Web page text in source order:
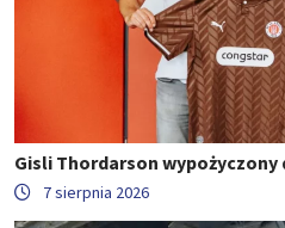
Gisli Thordarson
7 sierpnia 2026